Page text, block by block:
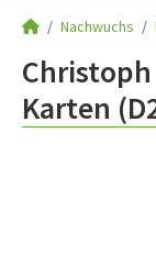
Nachwuchs
Karten